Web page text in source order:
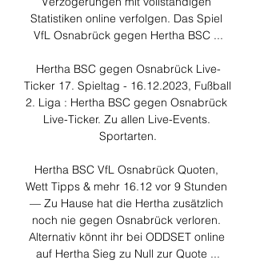
Statistiken online verfolgen. Das Spiel
VfL Osnabrück gegen Hertha BSC ...
Hertha BSC gegen Osnabrück Live-
Ticker 17. Spieltag - 16.12.2023, Fußball
2. Liga : Hertha BSC gegen Osnabrück
Live-Ticker. Zu allen Live-Events.
Sportarten.
Hertha BSC VfL Osnabrück Quoten,
Wett Tipps & mehr 16.12 vor 9 Stunden
— Zu Hause hat die Hertha zusätzlich
noch nie gegen Osnabrück verloren.
Alternativ könnt ihr bei ODDSET online
auf Hertha Sieg zu Null zur Quote ...